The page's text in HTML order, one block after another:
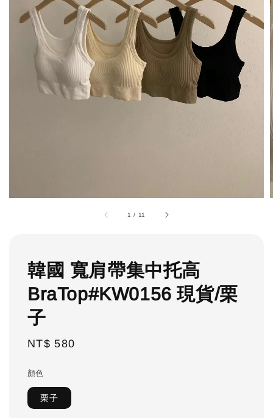
1 / 11
韓國 寬肩帶集中托高
BraTop#KW0156 現貨/栗
子
Regular
NT$ 580
顏色
栗子